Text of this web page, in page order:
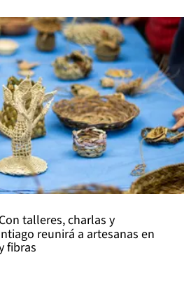
Con talleres, charlas y
reunirá a artesanas en
fibras